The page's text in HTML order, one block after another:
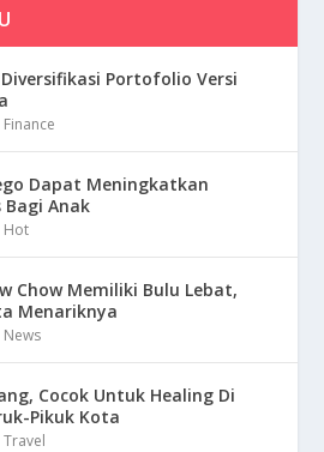
Portofolio Versi
Finance
Dapat Meningkatkan
Anak
Hot
Chow Memiliki Bulu Lebat,
Menariknya
News
Cocok Untuk Healing Di
Pikuk Kota
Travel